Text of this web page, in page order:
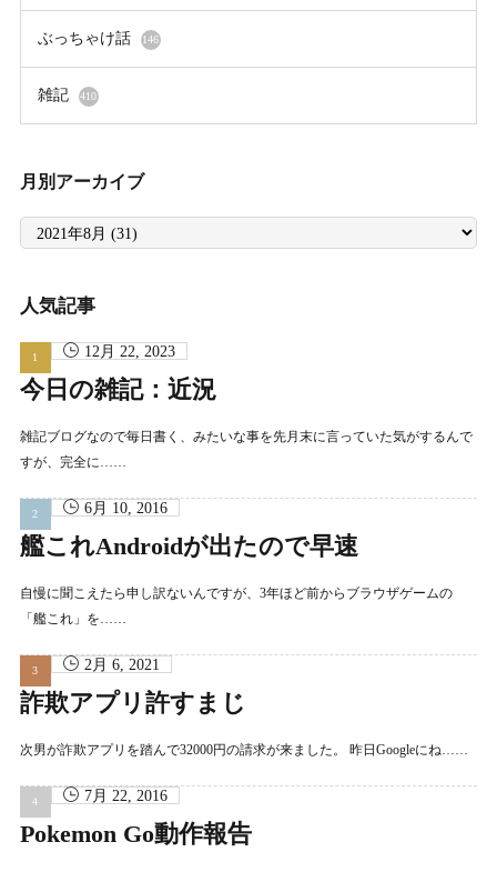
ぶっちゃけ話 146
雑記 410
月別アーカイブ
月
ア
イ
ブ
人気記事
12月 22, 2023
今日の雑記：近況
雑記ブログなので毎日書く、みたいな事を先月末に言っていた気がするんで
すが、完全に……
6月 10, 2016
艦これAndroidが出たので早速
自慢に聞こえたら申し訳ないんですが、3年ほど前からブラウザゲームの
「艦これ」を……
2月 6, 2021
詐欺アプリ許すまじ
次男が詐欺アプリを踏んで32000円の請求が来ました。 昨日Googleにね……
7月 22, 2016
Pokemon Go動作報告